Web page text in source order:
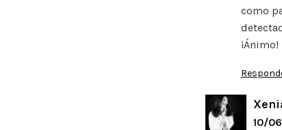
como
¡Ánimo!
10/